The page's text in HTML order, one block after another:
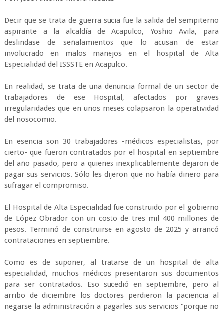
Decir que se trata de guerra sucia fue la salida del sempiterno
aspirante a la alcaldía de Acapulco, Yoshio Avila, para
deslindase de señalamientos que lo acusan de estar
involucrado en malos manejos en el hospital de Alta
Especialidad del ISSSTE en Acapulco.
En realidad, se trata de una denuncia formal de un sector de
trabajadores de ese Hospital, afectados por graves
irregularidades que en unos meses colapsaron la operatividad
del nosocomio.
En esencia son 30 trabajadores -médicos especialistas, por
cierto- que fueron contratados por el hospital en septiembre
del año pasado, pero a quienes inexplicablemente dejaron de
pagar sus servicios. Sólo les dijeron que no había dinero para
sufragar el compromiso.
El Hospital de Alta Especialidad fue construido por el gobierno
de López Obrador con un costo de tres mil 400 millones de
pesos. Terminó de construirse en agosto de 2025 y arrancó
contrataciones en septiembre.
Como es de suponer, al tratarse de un hospital de alta
especialidad, muchos médicos presentaron sus documentos
para ser contratados. Eso sucedió en septiembre, pero al
arribo de diciembre los doctores perdieron la paciencia al
negarse la administración a pagarles sus servicios “porque no